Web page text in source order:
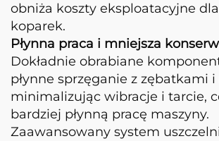
obniża koszty eksploatacyjne
koparek.
Płynna praca i mniejsza
Dokładnie obrabiane
płynne sprzęganie z zębatkami
minimalizując wibracje i tarcie,
bardziej płynną pracę maszyny.
Zaawansowany system